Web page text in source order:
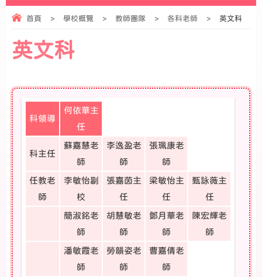
首頁 > 學校概覽 > 教師團隊 > 各科老師 > 英文科
英文科
科領導
何依華主
任
科主任
蘇嘉慧老
師
李逸盈老
師
張珮康老
師
任教老
師
李敏怡副
校
張嘉茵主
任
梁敏怡主
任
甄詠薇主
任
簡淑銘老
師
胡慧敏老
師
鄧月華老
師
陳宏輝老
師
潘敏霞老
師
勞韻姿老
師
曹嘉倩老
師